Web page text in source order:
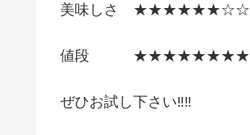
美味しさ ★★★★★★☆☆
値段 ★★★★★★★★
ぜひお試し下さい‼‼